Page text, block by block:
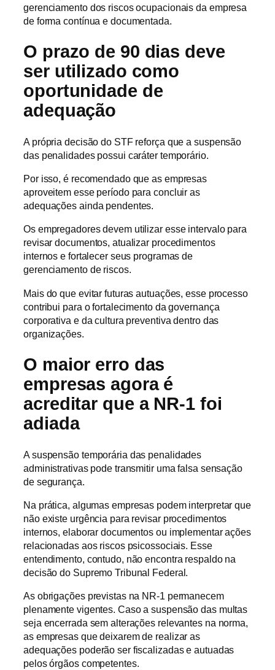
gerenciamento dos riscos ocupacionais da empresa
de forma contínua e documentada.
O prazo de 90 dias deve
ser utilizado como
oportunidade de
adequação
A própria decisão do STF reforça que a suspensão
das penalidades possui caráter temporário.
Por isso, é recomendado que as empresas
aproveitem esse período para concluir as
adequações ainda pendentes.
Os empregadores devem utilizar esse intervalo para
revisar documentos, atualizar procedimentos
internos e fortalecer seus programas de
gerenciamento de riscos.
Mais do que evitar futuras autuações, esse processo
contribui para o fortalecimento da governança
corporativa e da cultura preventiva dentro das
organizações.
O maior erro das
empresas agora é
acreditar que a NR-1 foi
adiada
A suspensão temporária das penalidades
administrativas pode transmitir uma falsa sensação
de segurança.
Na prática, algumas empresas podem interpretar que
não existe urgência para revisar procedimentos
internos, elaborar documentos ou implementar ações
relacionadas aos riscos psicossociais. Esse
entendimento, contudo, não encontra respaldo na
decisão do Supremo Tribunal Federal.
As obrigações previstas na NR-1 permanecem
plenamente vigentes. Caso a suspensão das multas
seja encerrada sem alterações relevantes na norma,
as empresas que deixarem de realizar as
adequações poderão ser fiscalizadas e autuadas
pelos órgãos competentes.